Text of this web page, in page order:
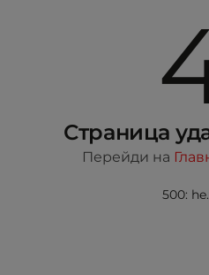
Страница
Перейди на
500: